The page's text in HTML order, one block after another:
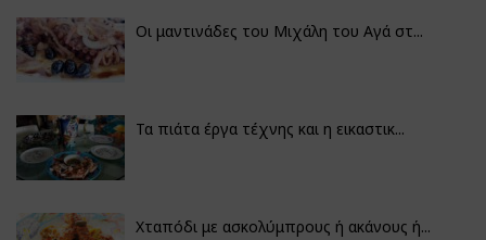
Οι μαντινάδες του Μιχάλη του Αγά στ...
Τα πιάτα έργα τέχνης και η εικαστικ...
Χταπόδι με ασκολύμπρους ή ακάνους ή...